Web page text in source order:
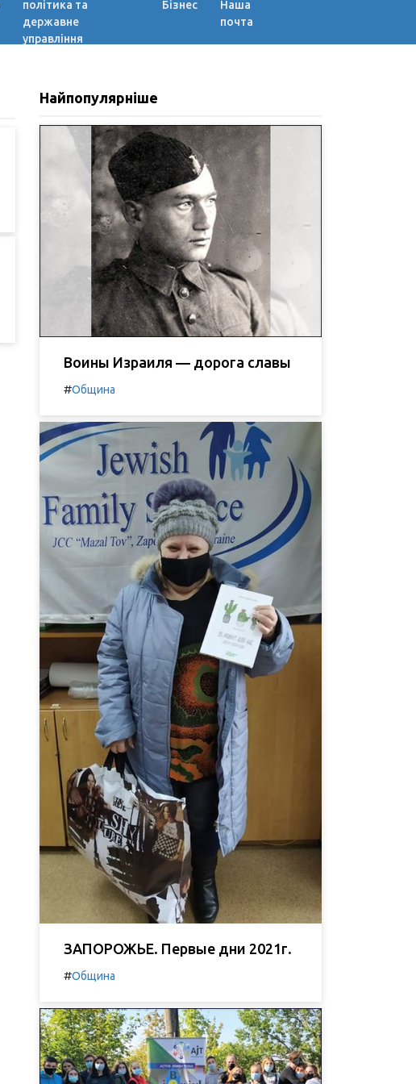
політика та
державне
управління
Бізнес
Наша
почта
Найпопулярніше
Воины Израиля — дорога славы
#Община
ЗАПОРОЖЬЕ. Первые дни 2021г.
#Община